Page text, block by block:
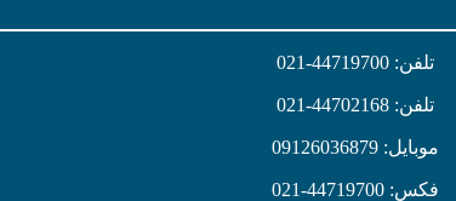
تلفن: 44719700-021
تلفن: 44702168-021
موبایل: 09126036879
فکس: 44719700-021